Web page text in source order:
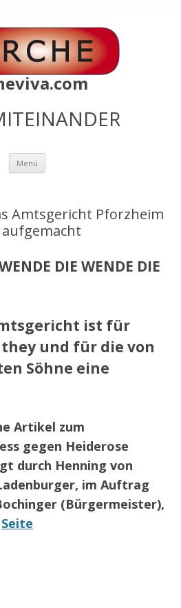
Menü Zum
springen
Amtsgericht Pforzheim
aufgemacht
DIE WENDE DIE
ist für
und für die von
Söhne eine
Artikel zum
gegen Heiderose
durch Henning von
im Auftrag
(Bürgermeister),
Seite